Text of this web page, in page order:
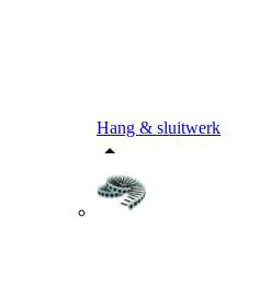
Hang & sluitwerk